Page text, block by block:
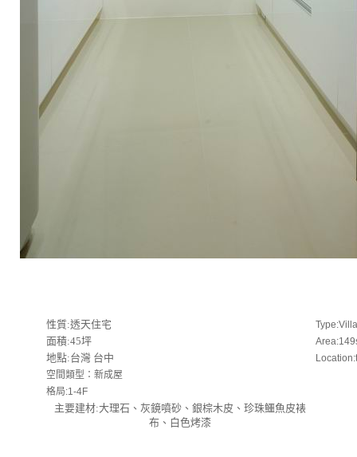
性質:透天住宅 Type:Villa
面積:45坪
地點:台灣 台中
空間類型：新成屋
格局:1-4F
主要建材:大理石、灰鏡噴砂、銀棕木皮、珍珠鱷魚皮裱
布、白色烤漆